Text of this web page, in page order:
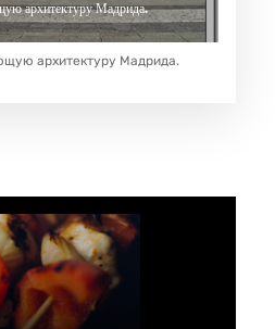
архитектуру Мадрида.
архитектуру Мадрида.